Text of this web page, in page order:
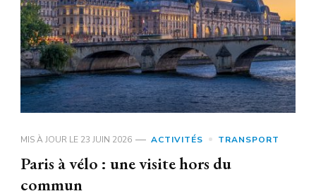
MIS À JOUR LE 23 JUIN 2026 ACTIVITÉS TRANSPORT
Paris à vélo : une visite hors du
commun